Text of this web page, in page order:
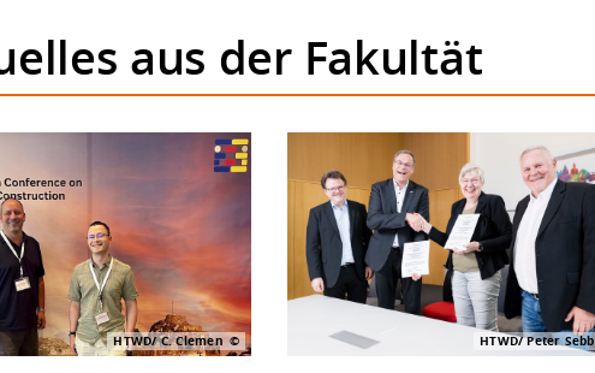
aus der Fakultät
HTWD/ C. Clemen HTWD/ Peter Sebb